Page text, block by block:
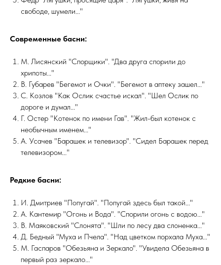
свободе, шумели..."
Современные басни:
М. Лисянский "Спорщики". "Два друга спорили до
хрипоты..."
В. Губарев "Бегемот и Очки". "Бегемот в аптеку зашел..."
С. Козлов "Как Ослик счастье искал". "Шел Ослик по
дороге и думал..."
Г. Остер "Котенок по имени Гав". "Жил-был котенок с
необычным именем..."
А. Усачев "Барашек и телевизор". "Сидел Барашек перед
телевизором..."
Редкие басни:
И. Дмитриев "Попугай". "Попугай здесь был такой..."
А. Кантемир "Огонь и Вода". "Спорили огонь с водою..."
В. Маяковский "Слонята". "Шли по лесу два слоненка..."
Д. Бедный "Муха и Пчела". "Над цветком порхала Муха..."
М. Гаспаров "Обезьяна и Зеркало". "Увидела Обезьяна в
первый раз зеркало..."